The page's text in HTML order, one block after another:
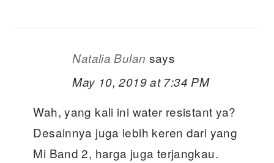
Natalia Bulan says
May 10, 2019 at 7:34 PM
Wah, yang kali ini water resistant ya?
Desainnya juga lebih keren dari yang
Mi Band 2, harga juga terjangkau.